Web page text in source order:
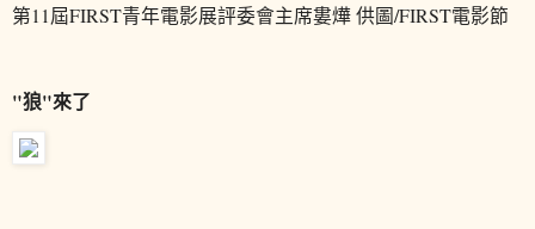
第11屆FIRST青年電影展評委會主席婁燁 供圖/FIRST電影節
"狼"來了